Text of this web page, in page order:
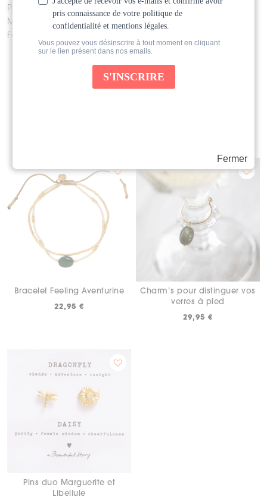
Pierres de labradorite
Maillons en or
Feuille d’or foncé
Bracelet Feeling Aventurine
22,95 €
Charm’s pour distinguer vos
verres à pied
29,95 €
Pins duo Marguerite et
Libellule
Fermer